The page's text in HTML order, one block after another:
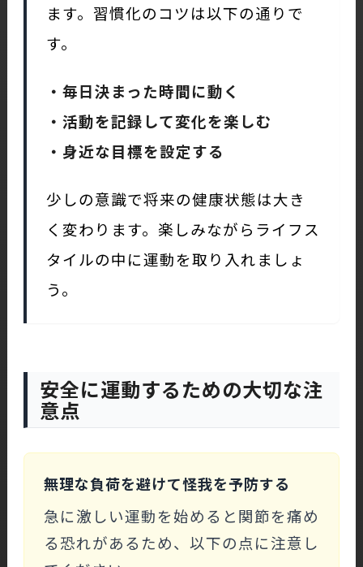
ます。習慣化のコツは以下の通りで
す。
・毎日決まった時間に動く
・活動を記録して変化を楽しむ
・身近な目標を設定する
少しの意識で将来の健康状態は大き
く変わります。楽しみながらライフス
タイルの中に運動を取り入れましょ
う。
安全に運動するための大切な注
意点
無理な負荷を避けて怪我を予防する
急に激しい運動を始めると関節を痛め
る恐れがあるため、以下の点に注意し